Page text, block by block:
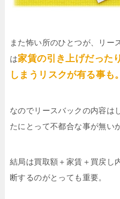
また怖い所のひとつが、リー
は家賃の引き上げだった
しまうリスクが有る事も。
なのでリースバックの内容は
たにとって不都合な事が無い
結局は買取額＋家賃＋買戻し
断するのがとっても重要。